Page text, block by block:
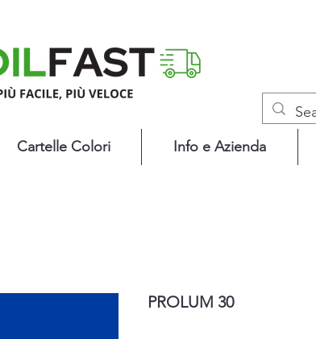
Cartelle Colori Info e Azienda
PROLUM 30